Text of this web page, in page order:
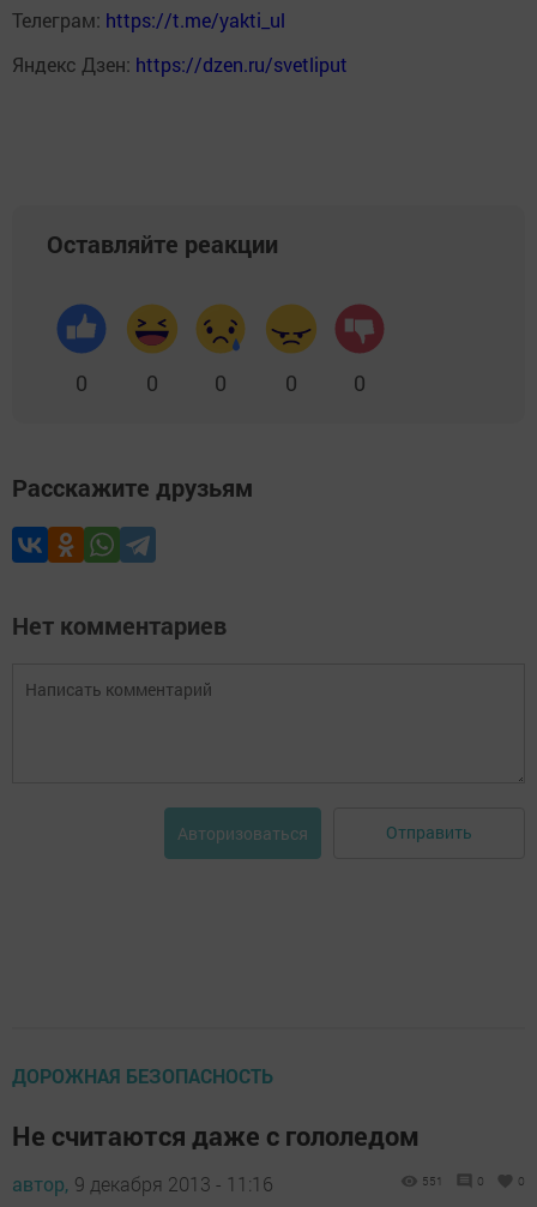
Телеграм: https://t.me/yakti_ul
Яндекс Дзен: https://dzen.ru/svetliput
Оставляйте реакции
0 0 0 0 0
Расскажите друзьям
Нет комментариев
Авторизоваться Отправить
ДОРОЖНАЯ БЕЗОПАСНОСТЬ
Не считаются даже с гололедом
автор, 9 декабря 2013 - 11:16 551 0 0